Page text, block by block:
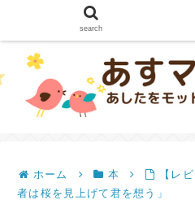
ホーム 本
【レ
者は桜を見上げて君を想う」
search